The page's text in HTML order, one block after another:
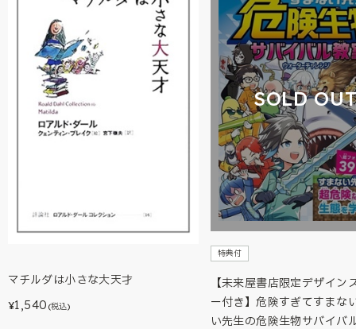
マチルダは小さな大天才
¥1,540 (税込)
SOLD
特典付
【未来屋書店限定デザイン
ー付き】危険すぎてすまな
い先生の危険生物サバイバ